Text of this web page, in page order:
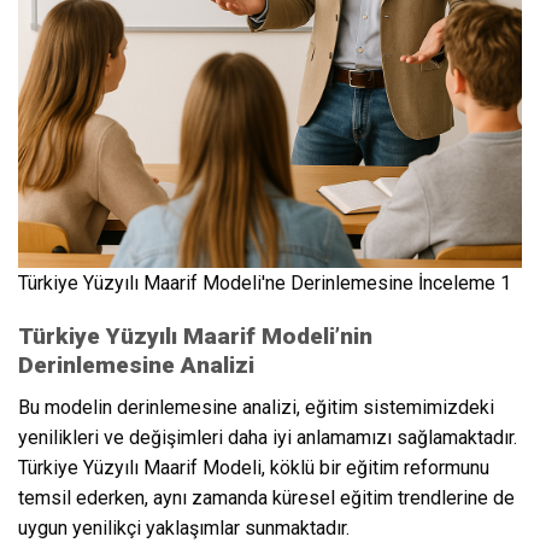
Türkiye Yüzyılı Maarif Modeli'ne Derinlemesine İnceleme 1
Türkiye Yüzyılı Maarif Modeli’nin
Derinlemesine Analizi
Bu modelin derinlemesine analizi, eğitim sistemimizdeki
yenilikleri ve değişimleri daha iyi anlamamızı sağlamaktadır.
Türkiye Yüzyılı Maarif Modeli, köklü bir eğitim reformunu
temsil ederken, aynı zamanda küresel eğitim trendlerine de
uygun yenilikçi yaklaşımlar sunmaktadır.